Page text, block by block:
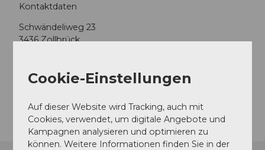
Kontaktdaten
Schwändeliweg 23
3436Zollbrück
Website
Cookie-Einstellungen
Auf dieser Website wird Tracking, auch mit
Cookies, verwendet, um digitale Angebote und
Kampagnen analysieren und optimieren zu
können. Weitere Informationen finden Sie in der